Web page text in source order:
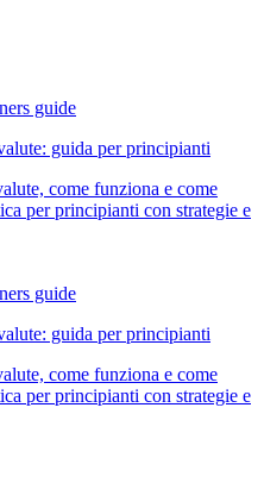
guida per principianti
come funziona e come
per principianti con strategie e
guida per principianti
come funziona e come
per principianti con strategie e